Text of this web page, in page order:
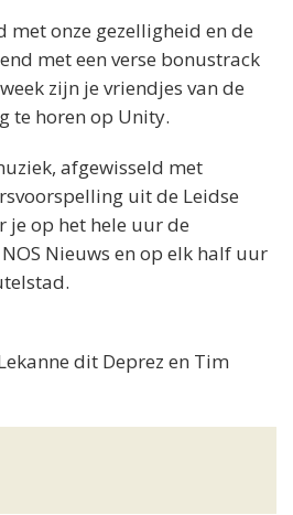
met onze gezelligheid en de
met een verse bonustrack
zijn je vriendjes van de
te horen op Unity.
afgewisseld met
uit de Leidse
je op het hele uur de
Nieuws en op elk half uur
dit Deprez en Tim